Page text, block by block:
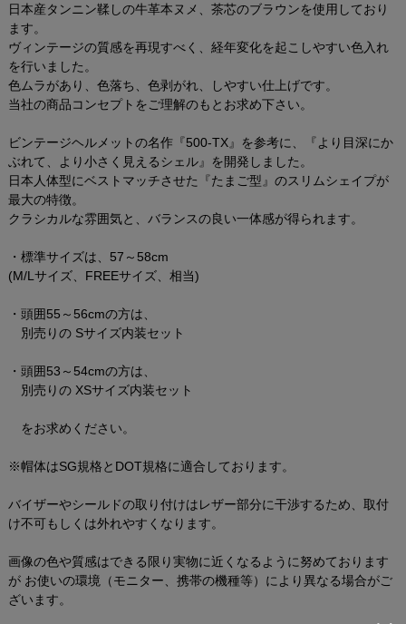
日本産タンニン鞣しの牛革本ヌメ、茶芯のブラウンを使用しており
ます。
ヴィンテージの質感を再現すべく、経年変化を起こしやすい色入れ
を行いました。
色ムラがあり、色落ち、色剥がれ、しやすい仕上げです。
当社の商品コンセプトをご理解のもとお求め下さい。
ビンテージヘルメットの名作『500-TX』を参考に、『より目深にか
ぶれて、より小さく見えるシェル』を開発しました。
日本人体型にベストマッチさせた『たまご型』のスリムシェイプが
最大の特徴。
クラシカルな雰囲気と、バランスの良い一体感が得られます。
・標準サイズは、57～58cm
(M/Lサイズ、FREEサイズ、相当)
・頭囲55～56cmの方は、
別売りの Sサイズ内装セット
・頭囲53～54cmの方は、
別売りの XSサイズ内装セット
をお求めください。
※帽体はSG規格とDOT規格に適合しております。
バイザーやシールドの取り付けはレザー部分に干渉するため、取付
け不可もしくは外れやすくなります。
画像の色や質感はできる限り実物に近くなるように努めております
が お使いの環境（モニター、携帯の機種等）により異なる場合がご
ざいます。